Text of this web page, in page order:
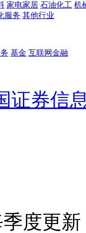
家电家居 石油化工 机
服务 其他行业
基金 互联网金融
证券信
度更新